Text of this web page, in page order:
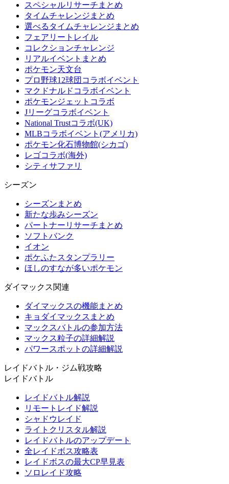
スペシャルリサーチまとめ
タイムチャレンジまとめ
選べるタイムチャレンジまとめ
フェアリートレイル
コレクションチャレンジ
リアルイベントまとめ
ポケモン天文台
プロ野球12球団コラボイベント
マクドナルドコラボイベント
ポケモンジェットコラボ
Jリーグコラボイベント
National Trustコラボ(UK)
MLBコラボイベント(アメリカ)
ポケモン化石博物館(シカゴ)
レゴコラボ(海外)
シティサファリ
シーズン
シーズンまとめ
新たな歩みシーズン
パートナーリサーチまとめ
ソフトバンク
イオン
ポケふたスタンプラリー
ほしのすなが多いポケモン
ダイマックス関連
ダイマックスの機能まとめ
キョダイマックスまとめ
マックスバトルの参加方法
マックス粒子の詳細解説
パワースポットの詳細解説
レイドバトル・ジム戦攻略
レイドバトル
レイドバトル解説
リモートレイド解説
シャドウレイド
ライトクリスタル解説
レイドバトルのアップデート
全レイドボス攻略表
レイドボスの最大CP早見表
ソロレイド攻略